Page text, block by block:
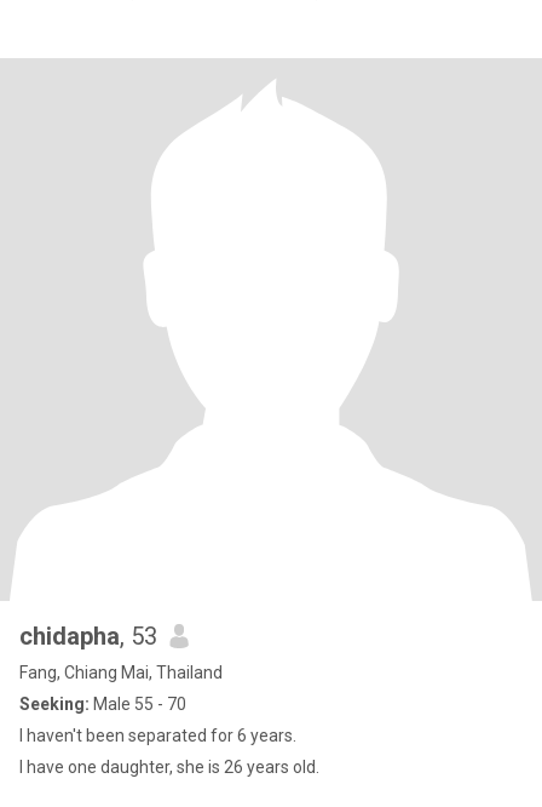
chidapha, 53
Fang, Chiang Mai, Thailand
Seeking: Male 55 - 70
I haven't been separated for 6 years.
I have one daughter, she is 26 years old.